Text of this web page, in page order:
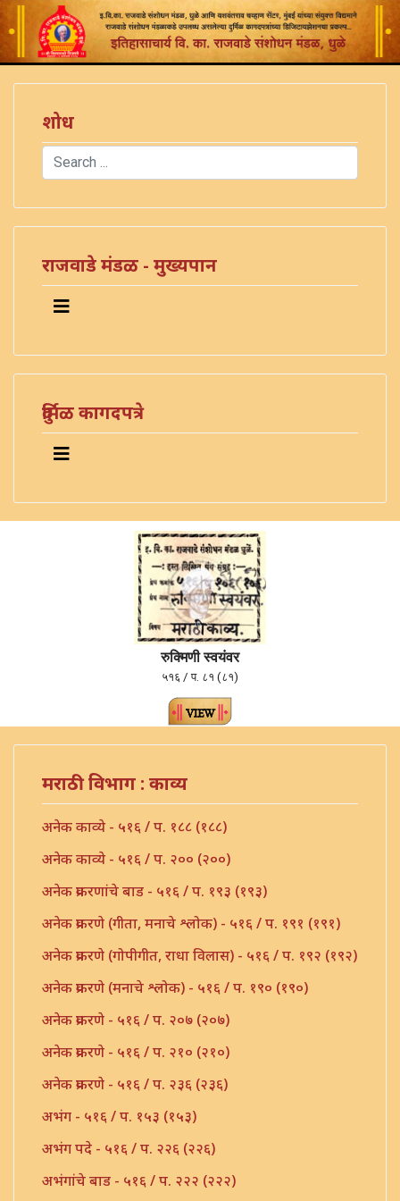
शोध
Search
राजवाडे मंडळ - मुख्यपान
दुर्मिळ कागदपत्रे
रुक्मिणी स्वयंवर
५१६ / प. ८१ (८१)
मराठी विभाग : काव्य
अनेक काव्ये - ५१६ / प. १८८ (१८८)
अनेक काव्ये - ५१६ / प. २०० (२००)
अनेक प्रकरणांचे बाड - ५१६ / प. १९३ (१९३)
अनेक प्रकरणे (गीता, मनाचे श्लोक) - ५१६ / प. १९१ (१९१)
अनेक प्रकरणे (गोपीगीत, राधा विलास) - ५१६ / प. १९२ (१९२)
अनेक प्रकरणे (मनाचे श्लोक) - ५१६ / प. १९० (१९०)
अनेक प्रकरणे - ५१६ / प. २०७ (२०७)
अनेक प्रकरणे - ५१६ / प. २१० (२१०)
अनेक प्रकरणे - ५१६ / प. २३६ (२३६)
अभंग - ५१६ / प. १५३ (१५३)
अभंग पदे - ५१६ / प. २२६ (२२६)
अभंगांचे बाड - ५१६ / प. २२२ (२२२)